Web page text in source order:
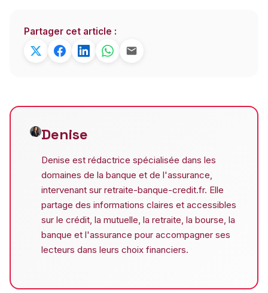
Partager cet article :
Denise
Denise est rédactrice spécialisée dans les
domaines de la banque et de l'assurance,
intervenant sur retraite-banque-credit.fr. Elle
partage des informations claires et accessibles
sur le crédit, la mutuelle, la retraite, la bourse, la
banque et l'assurance pour accompagner ses
lecteurs dans leurs choix financiers.